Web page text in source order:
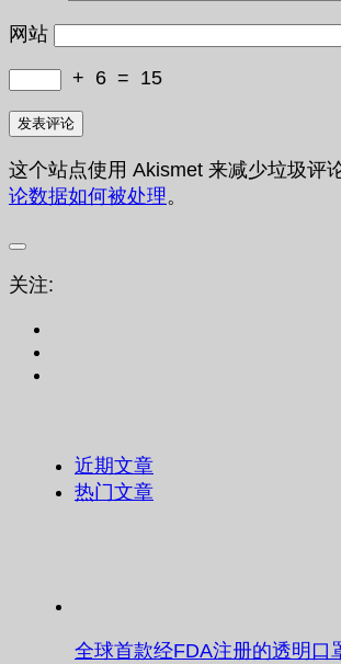
网站
+ 6 = 15
这个站点使用 Akismet 来减少垃圾评论
论数据如何被处理。
关注:
近期文章
热门文章
全球首款经FDA注册的透明口